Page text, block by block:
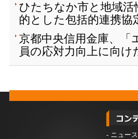
ひたちなか市と地域
的とした包括的連携協
京都中央信用金庫、
員の応対力向上に向
- ニュース